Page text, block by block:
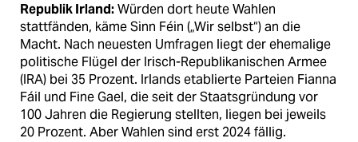
Republik Irland:Würden dort heute Wahlen
stattfänden, käme Sinn Féin („Wir selbst“) an die
Macht. Nach neuesten Umfragen liegt der ehemalige
politische Flügel der Irisch-Republikanischen Armee
(IRA) bei 35 Prozent. Irlands etablierte Parteien Fianna
Fáil und Fine Gael, die seit der Staatsgründung vor
100 Jahren die Regierung stellten, liegen bei jeweils
20 Prozent. Aber Wahlen sind erst 2024 fällig.